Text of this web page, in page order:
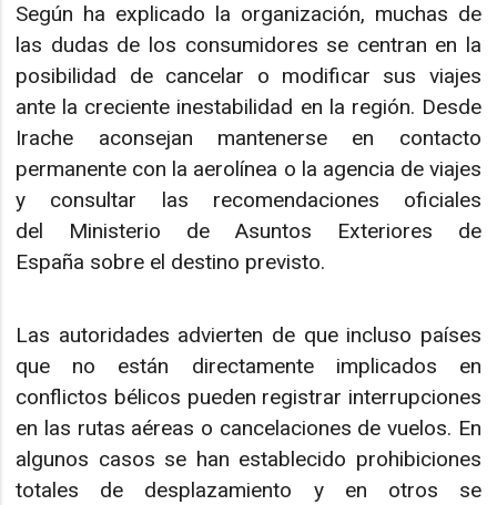
Según ha explicado la organización, muchas de
las dudas de los consumidores se centran en la
posibilidad de cancelar o modificar sus viajes
ante la creciente inestabilidad en la región. Desde
Irache aconsejan mantenerse en contacto
permanente con la aerolínea o la agencia de viajes
y consultar las recomendaciones oficiales
del Ministerio de Asuntos Exteriores de
España sobre el destino previsto.
Las autoridades advierten de que incluso países
que no están directamente implicados en
conflictos bélicos pueden registrar interrupciones
en las rutas aéreas o cancelaciones de vuelos. En
algunos casos se han establecido prohibiciones
totales de desplazamiento y en otros se